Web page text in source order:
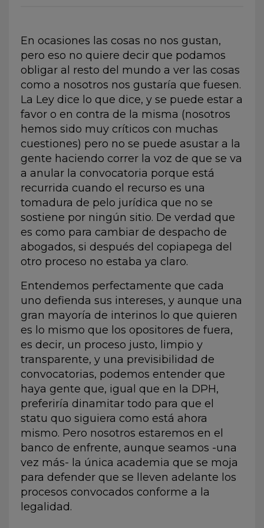
En ocasiones las cosas no nos gustan,
pero eso no quiere decir que podamos
obligar al resto del mundo a ver las cosas
como a nosotros nos gustaría que fuesen.
La Ley dice lo que dice, y se puede estar a
favor o en contra de la misma (nosotros
hemos sido muy críticos con muchas
cuestiones) pero no se puede asustar a la
gente haciendo correr la voz de que se va
a anular la convocatoria porque está
recurrida cuando el recurso es una
tomadura de pelo jurídica que no se
sostiene por ningún sitio. De verdad que
es como para cambiar de despacho de
abogados, si después del copiapega del
otro proceso no estaba ya claro.
Entendemos perfectamente que cada
uno defienda sus intereses, y aunque una
gran mayoría de interinos lo que quieren
es lo mismo que los opositores de fuera,
es decir, un proceso justo, limpio y
transparente, y una previsibilidad de
convocatorias, podemos entender que
haya gente que, igual que en la DPH,
preferiría dinamitar todo para que el
statu quo siguiera como está ahora
mismo. Pero nosotros estaremos en el
banco de enfrente, aunque seamos -una
vez más- la única academia que se moja
para defender que se lleven adelante los
procesos convocados conforme a la
legalidad.